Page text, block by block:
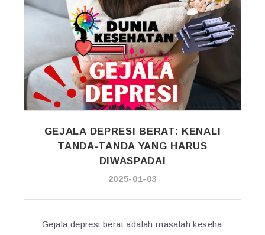
B
E
R
P
E
L
U
K
A
N
N
GEJALA DEPRESI BERAT: KENALI
TANDA-TANDA YANG HARUS
DIWASPADAI
2025-01-03
Gejala depresi berat adalah masalah keseha